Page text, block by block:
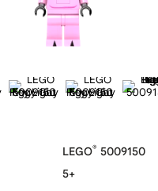
LEGO® 5009150
5+